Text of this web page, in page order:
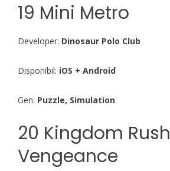
19 Mini Metro
Developer: Dinosaur Polo Club
Disponibil: iOS + Android
Gen: Puzzle, Simulation
20 Kingdom Rush
Vengeance